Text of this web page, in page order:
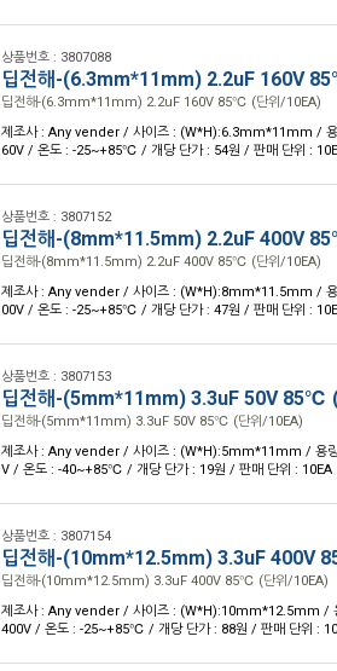
상품번호 : 3807088
딥전해-(6.3mm*11mm) 2.2uF 160V
딥전해-(6.3mm*11mm) 2.2uF 160V 85℃ (단위/10EA)
제조사 : Any vender / 사이즈 : (W*H):6.3mm*11mm /
60V / 온도 : -25~+85℃ / 개당 단가 : 54원 / 판매 단위 :
상품번호 : 3807152
딥전해-(8mm*11.5mm) 2.2uF 400V
딥전해-(8mm*11.5mm) 2.2uF 400V 85℃ (단위/10EA)
제조사 : Any vender / 사이즈 : (W*H):8mm*11.5mm /
00V / 온도 : -25~+85℃ / 개당 단가 : 47원 / 판매 단위 :
상품번호 : 3807153
딥전해-(5mm*11mm) 3.3uF 50V 85℃
딥전해-(5mm*11mm) 3.3uF 50V 85℃ (단위/10EA)
제조사 : Any vender / 사이즈 : (W*H):5mm*11mm / 용
V / 온도 : -40~+85℃ / 개당 단가 : 19원 / 판매 단위 : 10EA
상품번호 : 3807154
딥전해-(10mm*12.5mm) 3.3uF 400V
딥전해-(10mm*12.5mm) 3.3uF 400V 85℃ (단위/10EA)
제조사 : Any vender / 사이즈 : (W*H):10mm*12.5mm /
400V / 온도 : -25~+85℃ / 개당 단가 : 88원 / 판매 단위 :